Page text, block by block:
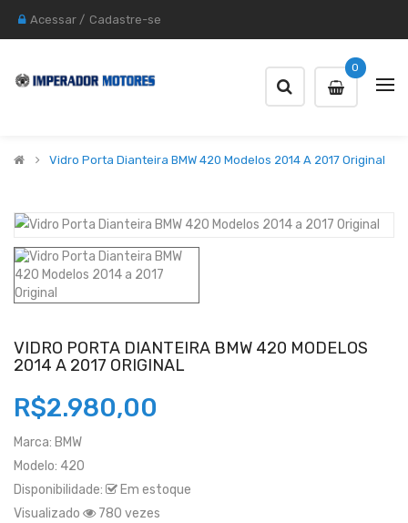
Acessar / Cadastre-se
0
Vidro Porta Dianteira BMW 420 Modelos 2014 A 2017 Original
VIDRO PORTA DIANTEIRA BMW 420 MODELOS
2014 A 2017 ORIGINAL
R$2.980,00
Marca: BMW
Modelo: 420
Disponibilidade:
Em estoque
Visualizado
780 vezes